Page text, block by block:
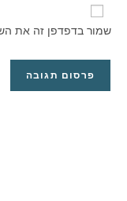
שמור בדפדפן זה את